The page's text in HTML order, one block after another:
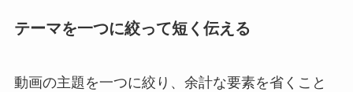
テーマを一つに絞って短く伝える
動画の主題を一つに絞り、余計な要素を省くこと